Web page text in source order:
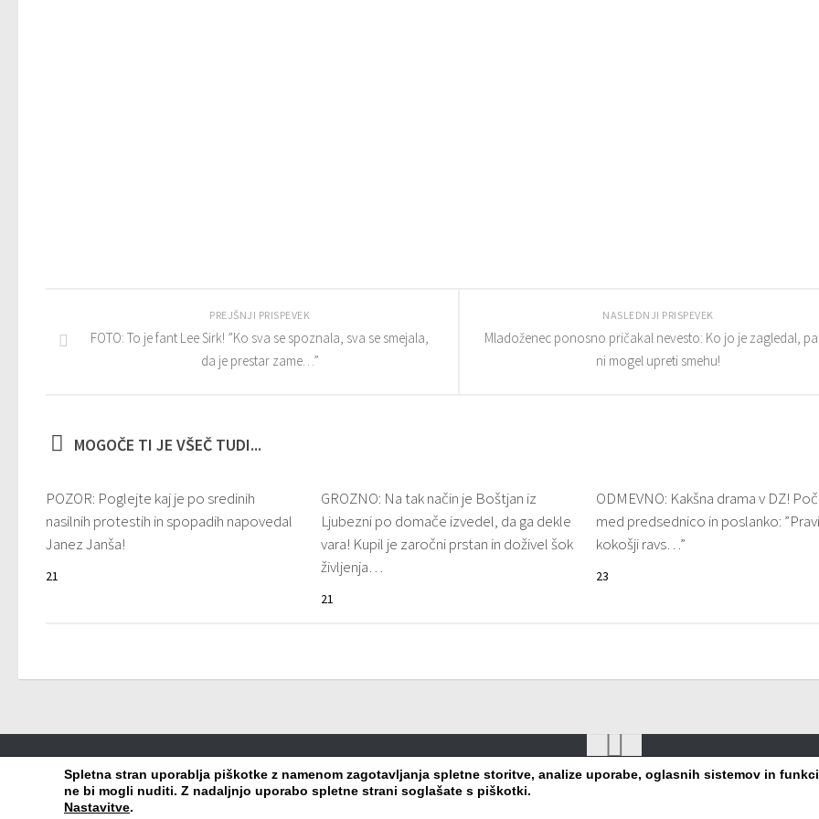
NASLEDNJI PRISPEVEK
Mladoženec ponosno pričakal nevesto: Ko jo je zagledal, pa
ni mogel upreti smehu!
PREJŠNJI PRISPEVEK
FOTO: To je fant Lee Sirk! ”Ko sva se spoznala, sva se smejala,
da je prestar zame…”
MOGOČE TI JE VŠEČ TUDI...
POZOR: Poglejte kaj je po sredinih
nasilnih protestih in spopadih napovedal
Janez Janša!
21
GROZNO: Na tak način je Boštjan iz
Ljubezni po domače izvedel, da ga dekle
vara! Kupil je zaročni prstan in doživel šok
življenja…
21
ODMEVNO: Kakšna drama v DZ!
med predsednico in poslanko:
kokošji ravs…”
23
Viralko.si © 2026. Vse pravice pridržane.
Spletna stran uporablja piškotke z namenom zagotavljanja spletne storitve, analize uporabe, oglasnih sistemov in
ne bi mogli nuditi. Z nadaljnjo uporabo spletne strani soglašate s piškotki.
Nastavitve.